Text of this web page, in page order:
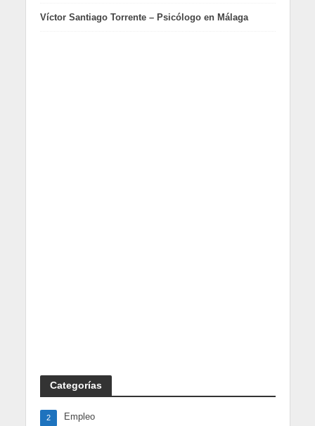
Víctor Santiago Torrente – Psicólogo en Málaga
Categorías
Empleo
2